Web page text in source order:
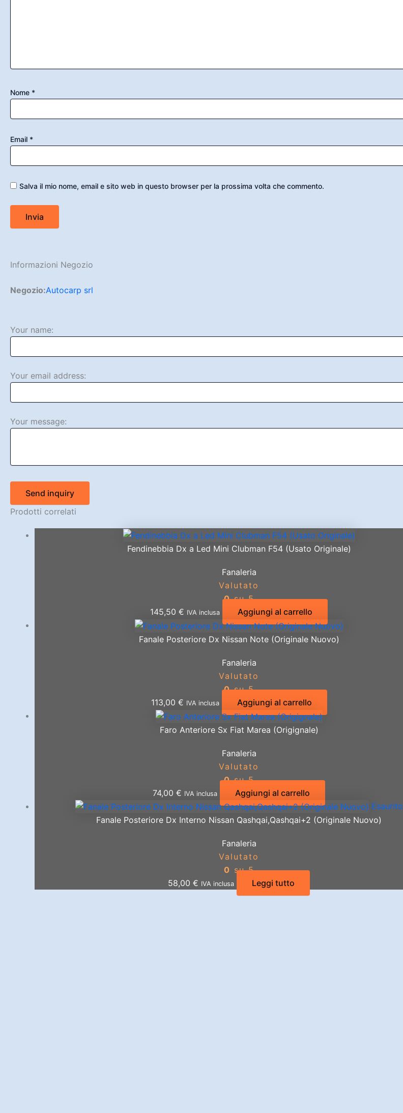
Nome *
Email *
Salva il mio nome, email e sito web in questo browser per la prossima volta che commento.
Informazioni Negozio
Negozio:Autocarp srl
Your name:
Your email address:
Your message:
Send inquiry
Prodotti correlati
Fendinebbia Dx a Led Mini Clubman F54 (Usato Originale)
Fanaleria
Valutato
0su 5
145,50€ IVA inclusa Aggiungi al carrello
Fanale Posteriore Dx Nissan Note (Originale Nuovo)
Fanaleria
Valutato
0su 5
113,00 € IVA inclusa Aggiungi al carrello
Faro Anteriore Sx Fiat Marea (Origignale)
Fanaleria
Valutato
0su 5
74,00€ IVA inclusa
Aggiungi al carrello
Esaurito
Fanale Posteriore Dx Interno Nissan Qashqai,Qashqai+2 (Originale Nuovo)
Fanaleria
Valutato
0 su 5
58,00€ IVA inclusa Leggi tutto